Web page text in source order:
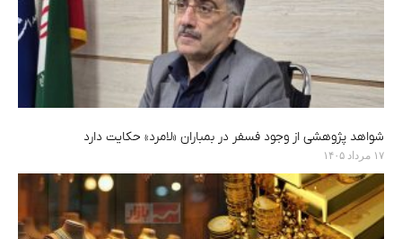
شواهد پژوهشی از وجود فسفر در بمباران «لامرد» حکایت دارد
۱۷ مرداد ۱۴۰۵